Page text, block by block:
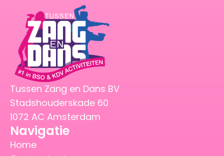
Tussen Zang en Dans BV
Stadshouderskade 60
1072 AC Amsterdam
Navigatie
Home